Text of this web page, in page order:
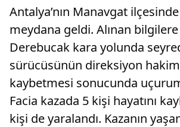
Antalya’nın Manavgat
meydana geldi. Alınan bilgilere
Derebucak kara yolunda
sürücüsünün direksiyon
kaybetmesi sonucunda
Facia kazada 5 kişi hayatını
kişi de yaralandı. Kazanın